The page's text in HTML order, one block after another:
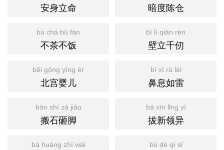
安身立命 暗度陈仓
bù chá bù fàn
不茶不饭
bì lì qiān rèn
壁立千仞
běi gōng yīng ér
北宫婴儿
bí xī rú léi
鼻息如雷
bān shí zá jiǎo
搬石砸脚
bá xīn lǐng yì
拔新领异
bā huāng zhī wài bù dé qí sǐ